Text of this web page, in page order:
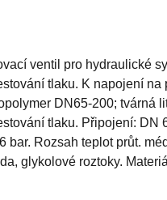
ventil pro hydraulické
tlaku. K napojení
DN65-200; tvárná
tlaku. Připojení: DN
bar. Rozsah teplot průt.
glykolové roztoky.